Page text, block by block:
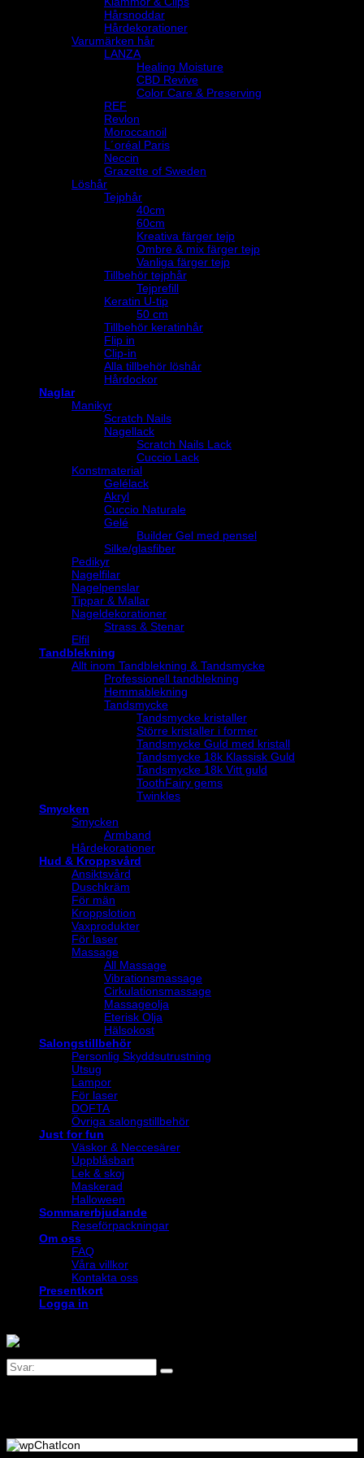
Hårsnoddar
Hårdekorationer
Varumärken hår
LANZA
Healing Moisture
CBD Revive
Color Care & Preserving
REF
Revlon
Moroccanoil
L´oréal Paris
Neccin
Grazette of Sweden
Löshår
Tejphår
40cm
60cm
Kreativa färger tejp
Ombre & mix färger tejp
Vanliga färger tejp
Tillbehör tejphår
Tejprefill
Keratin U-tip
50 cm
Tillbehör keratinhår
Flip in
Clip-in
Alla tillbehör löshår
Hårdockor
Naglar
Manikyr
Scratch Nails
Nagellack
Scratch Nails Lack
Cuccio Lack
Konstmaterial
Gelélack
Akryl
Cuccio Naturale
Gelé
Builder Gel med pensel
Silke/glasfiber
Pedikyr
Nagelfilar
Nagelpenslar
Tippar & Mallar
Nageldekorationer
Strass & Stenar
Elfil
Tandblekning
Allt inom Tandblekning & Tandsmycke
Professionell tandblekning
Hemmablekning
Tandsmycke
Tandsmycke kristaller
Större kristaller i former
Tandsmycke Guld med kristall
Tandsmycke 18k Klassisk Guld
Tandsmycke 18k Vitt guld
ToothFairy gems
Twinkles
Smycken
Smycken
Armband
Hårdekorationer
Hud & Kroppsvård
Ansiktsvård
Duschkräm
För män
Kroppslotion
Vaxprodukter
För laser
Massage
All Massage
Vibrationsmassage
Cirkulationsmassage
Massageolja
Eterisk Olja
Hälsokost
Salongstillbehör
Personlig Skyddsutrustning
Utsug
Lampor
För laser
DOFTA
Övriga salongstillbehör
Just for fun
Väskor & Neccesärer
Uppblåsbart
Lek & skoj
Maskerad
Halloween
Sommarerbjudande
Reseförpackningar
Om oss
FAQ
Våra villkor
Kontakta oss
Presentkort
Logga in